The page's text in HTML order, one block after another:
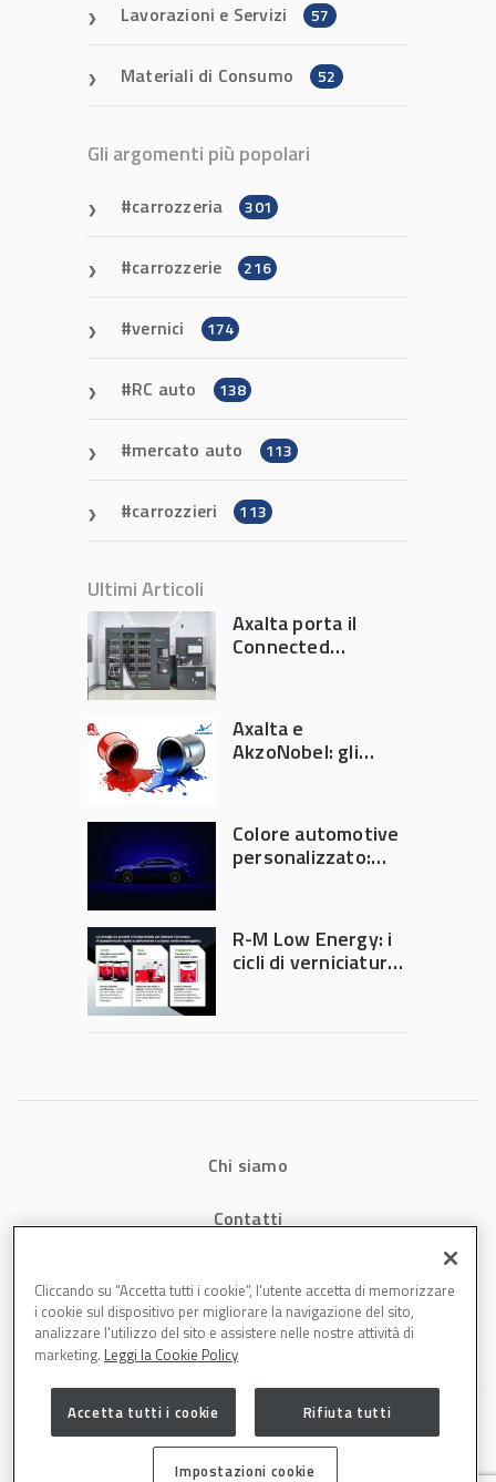
Lavorazioni e Servizi 57
Materiali di Consumo 52
Gli argomenti più popolari
carrozzeria 301
carrozzerie 216
vernici 174
RC auto 138
mercato auto 113
carrozzieri 113
Ultimi Articoli
Axalta porta il
Connected
Automechanika
Frankfurt 2026
Axalta e
AkzoNobel: gli
Colore automotive
personalizzato:
diventa ingegneria
di precisione
R-M Low Energy: i
cicli di verniciatura
tempi e costi in
Chi siamo
Contatti
Cookies
Cliccando su “Accetta tutti i cookie”, l'utente accetta di memorizzare
i cookie sul dispositivo per migliorare la navigazione del sito,
analizzare l'utilizzo del sito e assistere nelle nostre attività di
marketing. Leggi la Cookie Policy
Accetta tutti i cookie Rifiuta tutti
Impostazioni cookie